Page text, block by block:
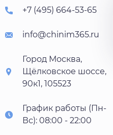
+7 (495) 664-53-65
info@chinim365.ru
Город Москва,
Щёлковское шоссе,
90к1, 105523
График работы (Пн-
Вс): 08:00 - 22:00